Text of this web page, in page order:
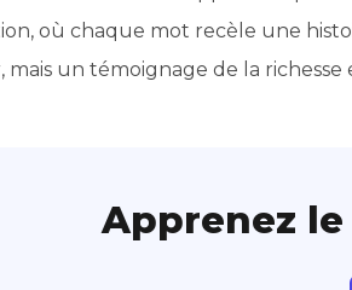
où chaque mot recèle une
mais un témoignage de la
Apprenez